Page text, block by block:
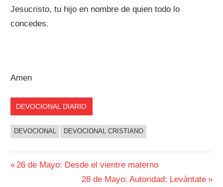
Jesucristo, tu hijo en nombre de quien todo lo
concedes.
Amen
DEVOCIONAL DIARIO
DEVOCIONAL DEVOCIONAL CRISTIANO
Navegación
Entrada
26 de Mayo: Desde el vientre materno
Siguiente
28 de Mayo: Autoridad: Levántate